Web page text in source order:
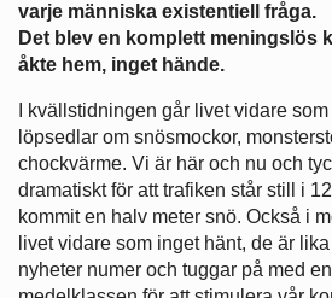
varje människa existentiell fråga.
Det blev en komplett meningslös
åkte hem, inget hände.
I kvällstidningen går livet vidare
löpsedlar om snösmockor,
chockvärme. Vi är här och nu och
dramatiskt för att trafiken står still i
kommit en halv meter snö. Också i
livet vidare som inget hänt, de är
nyheter numer och tuggar på med